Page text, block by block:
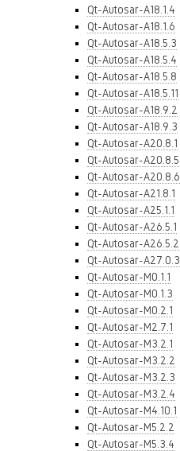
Qt-Autosar-A18.1.4
Qt-Autosar-A18.1.6
Qt-Autosar-A18.5.3
Qt-Autosar-A18.5.4
Qt-Autosar-A18.5.8
Qt-Autosar-A18.5.11
Qt-Autosar-A18.9.2
Qt-Autosar-A18.9.3
Qt-Autosar-A20.8.1
Qt-Autosar-A20.8.5
Qt-Autosar-A20.8.6
Qt-Autosar-A21.8.1
Qt-Autosar-A25.1.1
Qt-Autosar-A26.5.1
Qt-Autosar-A26.5.2
Qt-Autosar-A27.0.3
Qt-Autosar-M0.1.1
Qt-Autosar-M0.1.3
Qt-Autosar-M0.2.1
Qt-Autosar-M2.7.1
Qt-Autosar-M3.2.1
Qt-Autosar-M3.2.2
Qt-Autosar-M3.2.3
Qt-Autosar-M3.2.4
Qt-Autosar-M4.10.1
Qt-Autosar-M5.2.2
Qt-Autosar-M5.3.4